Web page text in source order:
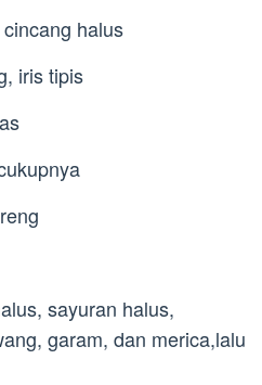
halus
iris tipis
sayuran halus,
garam, dan merica,lalu